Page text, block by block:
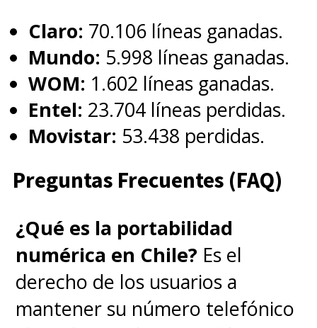
Claro: 70.106 líneas ganadas.
Mundo: 5.998 líneas ganadas.
WOM: 1.602 líneas ganadas.
Entel: 23.704 líneas perdidas.
Movistar: 53.438 perdidas.
Preguntas Frecuentes (FAQ)
¿Qué es la portabilidad
numérica en Chile? Es el
derecho de los usuarios a
mantener su número telefónico